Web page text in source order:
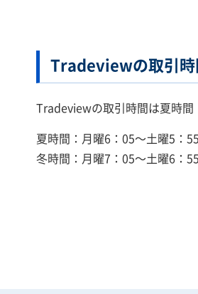
Tradeviewの取引時
Tradeviewの取引時間は夏時間
夏時間：月曜6：05～土曜5：
冬時間：月曜7：05～土曜6：